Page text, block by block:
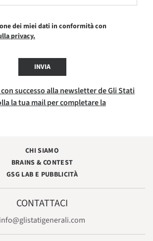
dei miei dati in conformità con
privacy.
INVIA
successo alla newsletter de Gli Stati
la tua mail per completare la
CHI SIAMO
BRAINS & CONTEST
GSG LAB E PUBBLICITÀ
CONTATTACI
info@glistatigenerali.com